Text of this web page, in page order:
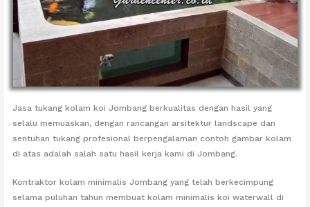
Jasa tukang kolam koi Jombang berkualitas dengan hasil yang
selalu memuaskan, dengan rancangan arsitektur landscape dan
sentuhan tukang profesional berpengalaman contoh gambar kolam
di atas adalah salah satu hasil kerja kami di Jombang.
Kontraktor kolam minimalis Jombang yang telah berkecimpung
selama puluhan tahun membuat kolam minimalis koi waterwall di